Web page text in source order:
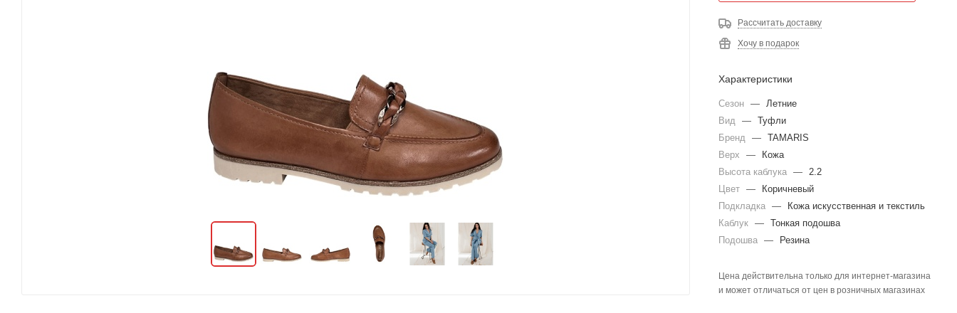
Рассчитать доставку
Хочу в подарок
Характеристики
Сезон — Летние
Вид — Туфли
Бренд — TAMARIS
Верх
—
Кожа
Высота каблука — 2.2
Цвет —
Коричневый
Подкладка —
Кожа искусственная и текстиль
Каблук — Тонкая подошва
Подошва — Резина
Цена действительна только для интернет-магазина
и может отличаться от цен в розничных магазинах